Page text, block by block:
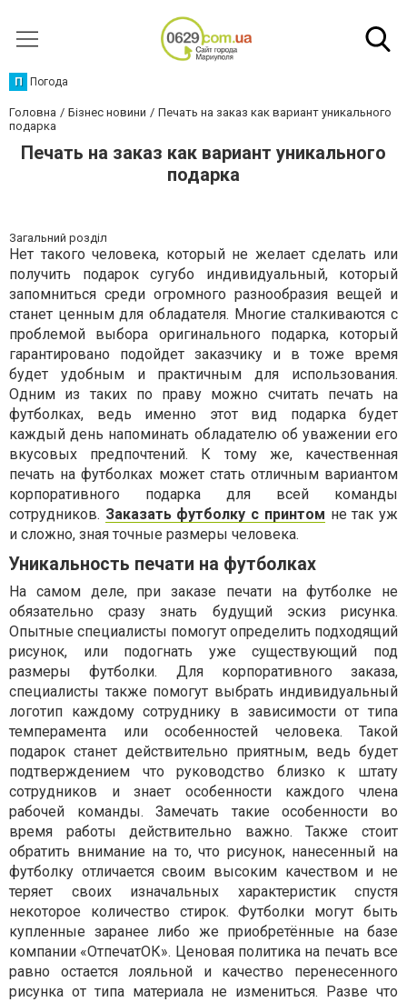
П Погода
Головна Бізнес новини
Печать на заказ как вариант уникального
подарка
Печать на заказ как вариант уникального
подарка
Загальний розділ
Нет такого человека, который не желает сделать или
получить подарок сугубо индивидуальный, который
запомниться среди огромного разнообразия вещей и
станет ценным для обладателя. Многие сталкиваются с
проблемой выбора оригинального подарка, который
гарантировано подойдет заказчику и в тоже время
будет удобным и практичным для использования.
Одним из таких по праву можно считать печать на
футболках, ведь именно этот вид подарка будет
каждый день напоминать обладателю об уважении его
вкусовых предпочтений. К тому же, качественная
печать на футболках может стать отличным вариантом
корпоративного подарка для всей команды
сотрудников. Заказать футболку с принтом не так уж
и сложно, зная точные размеры человека.
Уникальность печати на футболках
На самом деле, при заказе печати на футболке не
обязательно сразу знать будущий эскиз рисунка.
Опытные специалисты помогут определить подходящий
рисунок, или подогнать уже существующий под
размеры футболки. Для корпоративного заказа,
специалисты также помогут выбрать индивидуальный
логотип каждому сотруднику в зависимости от типа
темперамента или особенностей человека. Такой
подарок станет действительно приятным, ведь будет
подтверждением что руководство близко к штату
сотрудников и знает особенности каждого члена
рабочей команды. Замечать такие особенности во
время работы действительно важно. Также стоит
обратить внимание на то, что рисунок, нанесенный на
футболку отличается своим высоким качеством и не
теряет своих изначальных характеристик спустя
некоторое количество стирок. Футболки могут быть
купленные заранее либо же приобретённые на базе
компании «ОтпечатОК». Ценовая политика на печать все
равно остается лояльной и качество перенесенного
рисунка от типа материала не измениться. Разве что